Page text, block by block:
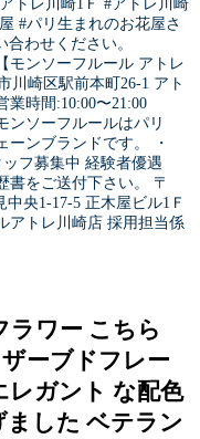
トレ川崎1Ｆ #アトレ川崎
#パリ生まれのお花屋さ
合わせください。
ーフルール アトレ
川崎区駅前本町26-1 アト
業時間:10:00〜21:00
フルールはパリ
ーンブランドです。 ・
募集中 経験者優遇
書をご送付下さい。 〒
央1-17-5 正木屋ビル1Ｆ
アトレ川崎店 採用担当係
ラワー こちら
ーブドフレー
レガント な配色
した ベテラン